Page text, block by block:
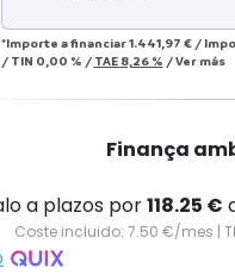
*Importe a financiar1.441,97 € /
/ TIN 0,00 % / TAE 8,26 % /Ver más
Finança